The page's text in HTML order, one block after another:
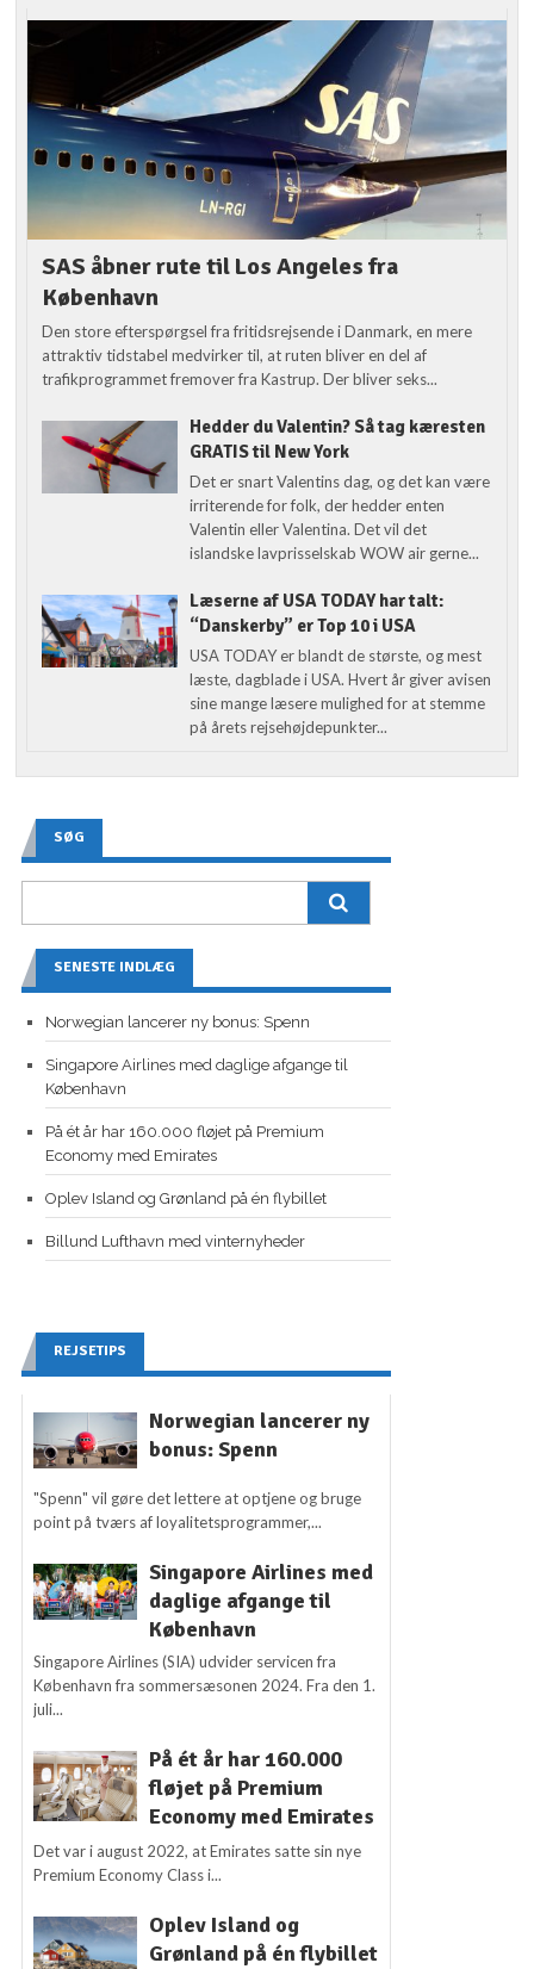
SAS åbner rute til Los Angeles fra
København
Den store efterspørgsel fra fritidsrejsende i Danmark, en mere
attraktiv tidstabel medvirker til, at ruten bliver en del af
trafikprogrammet fremover fra Kastrup. Der bliver seks...
Hedder du Valentin? Så tag kæresten
GRATIS til New York
Det er snart Valentins dag, og det kan være
irriterende for folk, der hedder enten
Valentin eller Valentina. Det vil det
islandske lavprisselskab WOW air gerne...
Læserne af USA TODAY har talt:
“Danskerby” er Top 10 i USA
USA TODAY er blandt de største, og mest
læste, dagblade i USA. Hvert år giver avisen
sine mange læsere mulighed for at stemme
på årets rejsehøjdepunkter...
SØG
SENESTE INDLÆG
Norwegian lancerer ny bonus: Spenn
Singapore Airlines med daglige afgange til
København
På ét år har 160.000 fløjet på Premium
Economy med Emirates
Oplev Island og Grønland på én flybillet
Billund Lufthavn med vinternyheder
REJSETIPS
Norwegian lancerer ny
bonus: Spenn
"Spenn" vil gøre det lettere at optjene og bruge
point på tværs af loyalitetsprogrammer,...
Singapore Airlines med
daglige afgange til
København
Singapore Airlines (SIA) udvider servicen fra
København fra sommersæsonen 2024. Fra den 1.
juli...
På ét år har 160.000
fløjet på Premium
Economy med Emirates
Det var i august 2022, at Emirates satte sin nye
Premium Economy Class i...
Oplev Island og
Grønland på én flybillet